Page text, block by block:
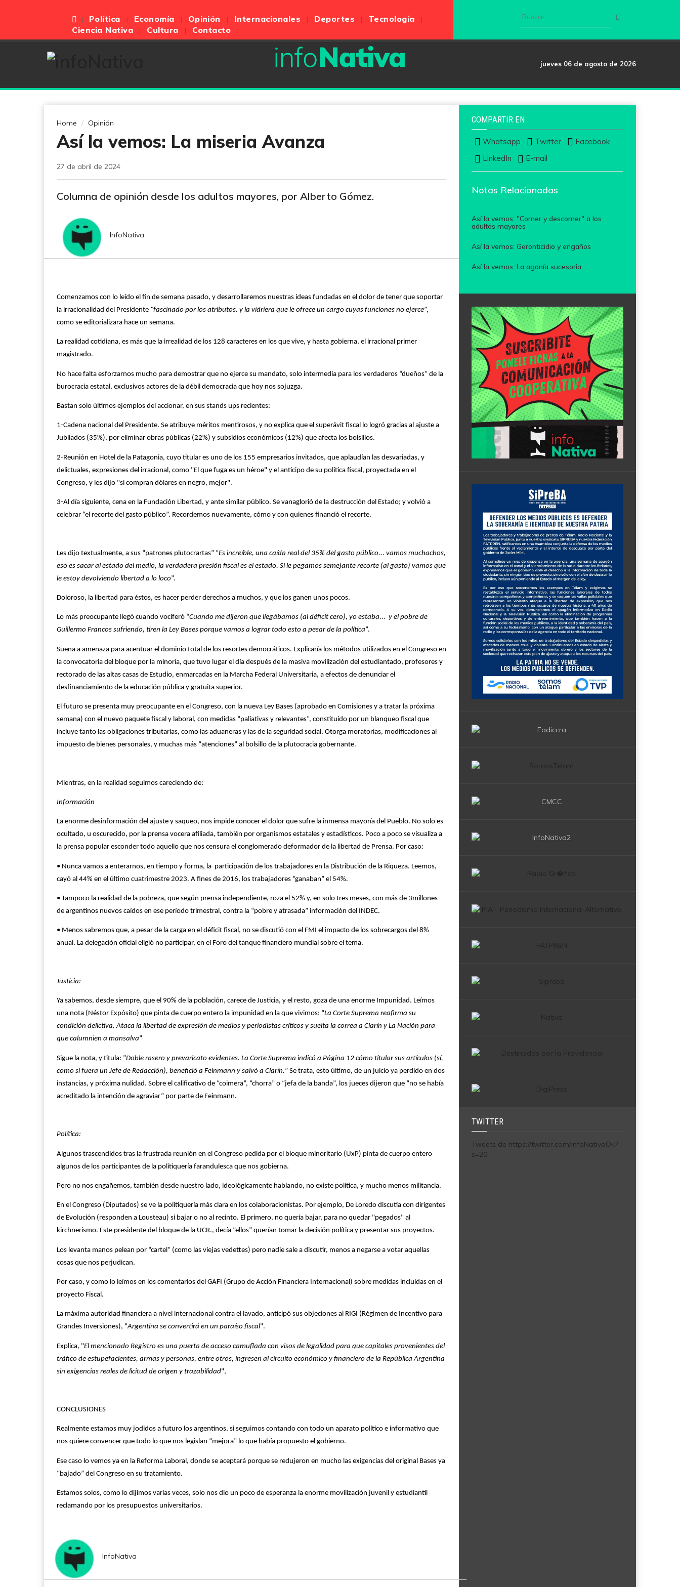
Política Economía Opinión Internacionales Deportes
Tecnología
Ciencia Nativa
Cultura Contacto
jueves 06 de agosto de 2026
Home Opinión
Así la vemos: La miseria Avanza
27 de abril de 2024
Columna de opinión desde los adultos mayores, por Alberto Gómez.
InfoNativa
Comenzamos con lo leído el fin de semana pasado, y desarrollaremos nuestras ideas fundadas en el dolor de tener que soportar
la irracionalidad del Presidente “fascinado por los atributos. y la vidriera que le ofrece un cargo cuyas funciones no ejerce”,
como se editorializara hace un semana.
La realidad cotidiana, es más que la irrealidad de los 128 caracteres en los que vive, y hasta gobierna, el irracional primer
magistrado.
No hace falta esforzarnos mucho para demostrar que no ejerce su mandato, solo intermedia para los verdaderos “dueños” de la
burocracia estatal, exclusivos actores de la débil democracia que hoy nos sojuzga.
Bastan solo últimos ejemplos del accionar, en sus stands ups recientes:
1-Cadena nacional del Presidente. Se atribuye méritos mentirosos, y no explica que el superávit fiscal lo logró gracias al ajuste a
Jubilados (35%), por eliminar obras públicas (22%) y subsidios económicos (12%) que afecta los bolsillos.
2-Reunión en Hotel de la Patagonia, cuyo titular es uno de los 155 empresarios invitados, que aplaudían las desvariadas, y
delictuales, expresiones del irracional, como "El que fuga es un héroe" y el anticipo de su política fiscal, proyectada en el
Congreso, y les dijo "si compran dólares en negro, mejor".
3-Al día siguiente, cena en la Fundación Libertad, y ante similar público. Se vanaglorió de la destrucción del Estado; y volvió a
celebrar “el recorte del gasto público”. Recordemos nuevamente, cómo y con quienes financió el recorte.
Les dijo textualmente, a sus “patrones plutocrartas” “Es increíble, una caída real del 35% del gasto público... vamos muchachos,
eso es sacar al estado del medio, la verdadera presión fiscal es el estado. Si le pegamos semejante recorte (al gasto) vamos que
le estoy devolviendo libertad a lo loco”.
Doloroso, la libertad para éstos, es hacer perder derechos a muchos, y que los ganen unos pocos.
Lo más preocupante llegó cuando vociferó “Cuando me dijeron que llegábamos (al déficit cero), yo estaba... y el pobre de
Guillermo Francos sufriendo, tiren la Ley Bases porque vamos a lograr todo esto a pesar de la política”.
Suena a amenaza para acentuar el dominio total de los resortes democráticos. Explicaría los métodos utilizados en el Congreso en
la convocatoria del bloque por la minoría, que tuvo lugar el día después de la masiva movilización del estudiantado, profesores y
rectorado de las altas casas de Estudio, enmarcadas en la Marcha Federal Universitaria, a efectos de denunciar el
desfinanciamiento de la educación pública y gratuita superior.
El futuro se presenta muy preocupante en el Congreso, con la nueva Ley Bases (aprobado en Comisiones y a tratar la próxima
semana) con el nuevo paquete fiscal y laboral, con medidas “paliativas y relevantes”, constituido por un blanqueo fiscal que
incluye tanto las obligaciones tributarias, como las aduaneras y las de la seguridad social. Otorga moratorias, modificaciones al
impuesto de bienes personales, y muchas más “atenciones” al bolsillo de la plutocracia gobernante.
Mientras, en la realidad seguimos careciendo de:
Información
La enorme desinformación del ajuste y saqueo, nos impide conocer el dolor que sufre la inmensa mayoría del Pueblo. No solo es
ocultado, u oscurecido, por la prensa vocera afiliada, también por organismos estatales y estadísticos. Poco a poco se visualiza a
la prensa popular esconder todo aquello que nos censura el conglomerado deformador de la libertad de Prensa. Por caso:
• Nunca vamos a enterarnos, en tiempo y forma, la participación de los trabajadores en la Distribución de la Riqueza. Leemos,
cayó al 44% en el último cuatrimestre 2023. A fines de 2016, los trabajadores “ganaban” el 54%.
• Tampoco la realidad de la pobreza, que según prensa independiente, roza el 52% y, en solo tres meses, con más de 3millones
de argentinos nuevos caídos en ese período trimestral, contra la “pobre y atrasada” información del INDEC.
• Menos sabremos que, a pesar de la carga en el déficit fiscal, no se discutió con el FMI el impacto de los sobrecargos del 8%
anual. La delegación oficial eligió no participar, en el Foro del tanque financiero mundial sobre el tema.
Justicia:
Ya sabemos, desde siempre, que el 90% de la población, carece de Justicia, y el resto, goza de una enorme Impunidad. Leímos
una nota (Néstor Expósito) que pinta de cuerpo entero la impunidad en la que vivimos: “La Corte Suprema reafirma su
condición delictiva. Ataca la libertad de expresión de medios y periodistas críticos y suelta la correa a Clarín y La Nación para
que calumnien a mansalva”
Sigue la nota, y titula: ”Doble rasero y prevaricato evidentes. La Corte Suprema indicó a Página 12 cómo titular sus artículos (sí,
como si fuera un Jefe de Redacción), benefició a Feinmann y salvó a Clarín.” Se trata, esto último, de un juicio ya perdido en dos
instancias, y próxima nulidad. Sobre el calificativo de “coimera”, “chorra” o “jefa de la banda”, los jueces dijeron que “no se había
acreditado la intención de agraviar” por parte de Feinmann.
Política:
Algunos trascendidos tras la frustrada reunión en el Congreso pedida por el bloque minoritario (UxP) pinta de cuerpo entero
algunos de los participantes de la politiquería farandulesca que nos gobierna.
Pero no nos engañemos, también desde nuestro lado, ideológicamente hablando, no existe política, y mucho menos militancia.
En el Congreso (Diputados) se ve la politiquería más clara en los colaboracionistas. Por ejemplo, De Loredo discutía con dirigentes
de Evolución (responden a Lousteau) si bajar o no al recinto. El primero, no quería bajar, para no quedar "pegados" al
kirchnerismo. Este presidente del bloque de la UCR., decía “ellos” querían tomar la decisión política y presentar sus proyectos.
Los levanta manos pelean por “cartel” (como las viejas vedettes) pero nadie sale a discutir, menos a negarse a votar aquellas
cosas que nos perjudican.
Por caso, y como lo leímos en los comentarios del GAFI (Grupo de Acción Financiera Internacional) sobre medidas incluidas en el
proyecto Fiscal.
La máxima autoridad financiera a nivel internacional contra el lavado, anticipó sus objeciones al RIGI (Régimen de Incentivo para
Grandes Inversiones), "Argentina se convertirá en un paraíso fiscal".
Explica, "El mencionado Registro es una puerta de acceso camuflada con visos de legalidad para que capitales provenientes del
tráfico de estupefacientes, armas y personas, entre otros, ingresen al circuito económico y financiero de la República Argentina
sin exigencias reales de licitud de origen y trazabilidad",
CONCLUSIONES
Realmente estamos muy jodidos a futuro los argentinos, si seguimos contando con todo un aparato político e informativo que
nos quiere convencer que todo lo que nos legislan “mejora” lo que había propuesto el gobierno.
Ese caso lo vemos ya en la Reforma Laboral, donde se aceptará porque se redujeron en mucho las exigencias del original Bases ya
“bajado” del Congreso en su tratamiento.
Estamos solos, como lo dijimos varias veces, solo nos dio un poco de esperanza la enorme movilización juvenil y estudiantil
reclamando por los presupuestos universitarios.
InfoNativa
COMPARTIR EN
Whatsapp Twitter
Facebook
LinkedIn
E-mail
Notas Relacionadas
Así la vemos: "Comer y descomer" a los
adultos mayores
Así la vemos: Geronticidio y engaños
Así la vemos: La agonía sucesoria
TWITTER
Tweets de https://twitter.com/InfoNativaOk?
s=20